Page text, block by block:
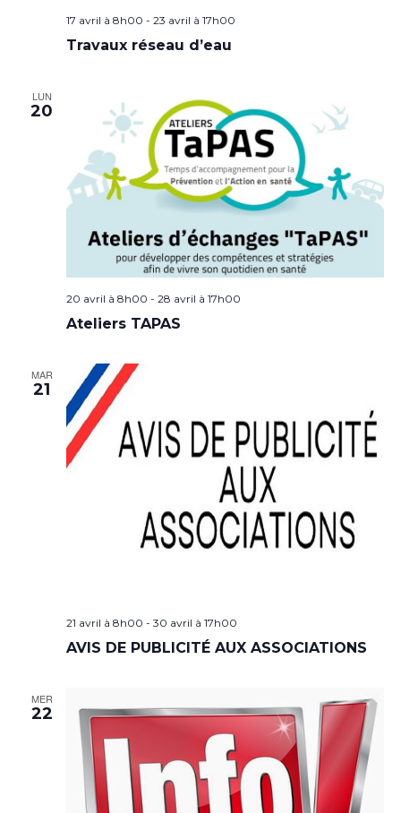
17 avril à 8h00 - 23 avril à 17h00
Travaux réseau d’eau
LUN
20
20 avril à 8h00 - 28 avril à 17h00
Ateliers TAPAS
MAR
21
21 avril à 8h00 - 30 avril à 17h00
AVIS DE PUBLICITÉ AUX ASSOCIATIONS
MER
22